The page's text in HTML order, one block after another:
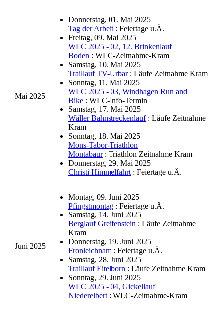
Mai 2025
Donnerstag, 01. Mai 2025
Tag der Arbeit : Feiertage u.Ä.
Freitag, 09. Mai 2025
WLC 2025 - 02, 12. Brinkenlauf
Boden : WLC-Zeitnahme-Kram
Samstag, 10. Mai 2025
Traillauf TV-Urbar: Läufe Zeitnahme Kram
Sonntag, 11. Mai 2025
WLC 2025 - 03, Windhagen Run and
Bike : WLC-Info-Termin
Samstag, 17. Mai 2025
Wäller Bahnstreckenlauf: Läufe Zeitnahme
Kram
Sonntag, 18. Mai 2025
Mons-Tabor-Triathlon
Montabaur: Triathlon Zeitnahme Kram
Donnerstag, 29. Mai 2025
Christi Himmelfahrt : Feiertage u.Ä.
Juni 2025
Montag, 09. Juni 2025
Pfingstmontag : Feiertage u.Ä.
Samstag, 14. Juni 2025
Berglauf Greifenstein : Läufe Zeitnahme
Kram
Donnerstag, 19. Juni 2025
Fronleichnam : Feiertage u.Ä.
Samstag, 28. Juni 2025
Traillauf Eitelborn : Läufe Zeitnahme Kram
Sonntag, 29. Juni 2025
WLC 2025 - 04, Gickellauf
Niederelbert : WLC-Zeitnahme-Kram